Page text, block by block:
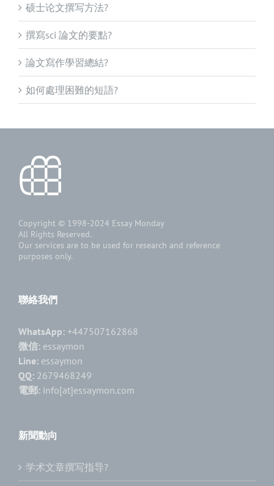
硕士论文撰写方法?
撰寫sci 論文的要點?
論文寫作學習總結?
如何處理困難的短語?
Copyright © 1998-2024 Essay Monday
All Rights Reserved.
Our services are to be used for research and reference
purposes only.
聯絡我們
WhatsApp: +447507162868
微信: essaymon
Line: essaymon
QQ: 2679468249
電郵: info[at]essaymon.com
新聞動向
学术文章撰写指导?